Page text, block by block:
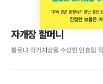
자개장 할머니
볼로냐 라가치상을 수상한 안효림